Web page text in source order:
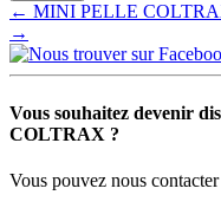
← MINI PELLE
→
Vous souhaitez devenir
COLTRAX ?
Vous pouvez nous contacter